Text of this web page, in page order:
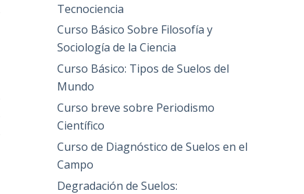
Tecnociencia
Curso Básico Sobre Filosofía y
Sociología de la Ciencia
Curso Básico: Tipos de Suelos del
Mundo
Curso breve sobre Periodismo
Científico
Curso de Diagnóstico de Suelos en el
Campo
Degradación de Suelos: